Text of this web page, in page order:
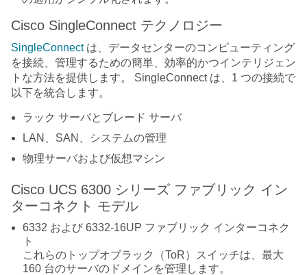
Cisco SingleConnect テクノロジー
SingleConnectは、データセンターのコンピューティング
を接続、管理するための簡単、効率的かつインテリジェン
トな方法を提供します。 SingleConnect は、1 つの接続で
以下を統合します。
ラック サーバとブレード サーバ
LAN、SAN、システムの管理
物理サーバおよび仮想マシン
Cisco UCS 6300 シリーズ ファブリック イン
ターコネクト モデル
6332 および 6332-16UP ファブリック インターコネク
ト
これらのトップオブラック（ToR）スイッチは、最大
160 台のサーバのドメインを管理します。